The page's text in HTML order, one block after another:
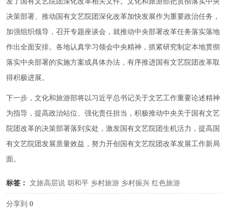
决策部署、推动国有文艺院团深化改革加快发展作为重要政治任务，
加强组织领导，召开专题座谈会，就推动中央部署改革任务落实落地
作出全面安排。各地认真学习领会中央精神，抓紧研究制定本地贯彻
落实中央部署的实施方案或具体办法，有序推进国有文艺院团改革取
得积极进展。
下一步，文化和旅游部将以习近平总书记关于文艺工作重要论述精神
为指导，提高政治站位、强化责任担当，积极推动中央关于国有文艺
院团改革的决策部署落到实处，激发国有文艺院团生机活力，提高国
有文艺院团发展质量效益，努力开创国有文艺院团改革发展工作新局
面。
标签： 文旅高层说 胡和平 乡村旅游 乡村振兴 红色旅游
分享到 0